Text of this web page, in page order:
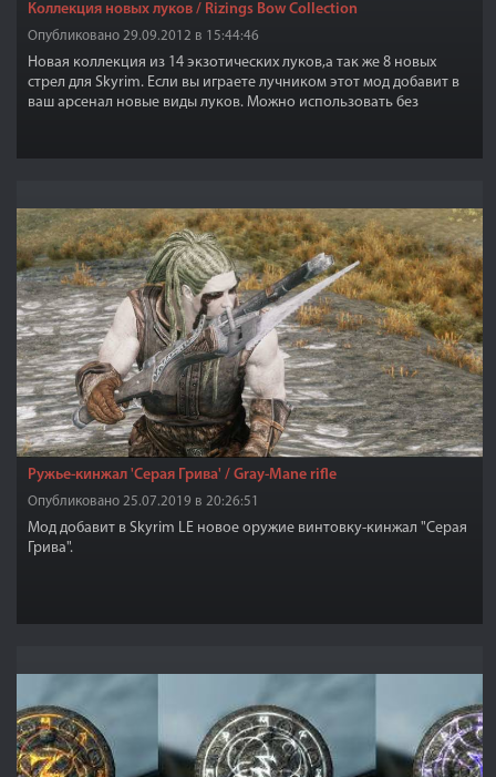
Коллекция новых луков / Rizings Bow Collection
Опубликовано 29.09.2012 в 15:44:46
Новая коллекция из 14 экзотических луков,а так же 8 новых
стрел для Skyrim. Если вы играете лучником этот мод добавит в
ваш арсенал новые виды луков. Можно использовать без
Ружье-кинжал 'Серая Грива' / Gray-Mane rifle
Опубликовано 25.07.2019 в 20:26:51
Мод добавит в Skyrim LE новое оружие винтовку-кинжал "Серая
Грива".